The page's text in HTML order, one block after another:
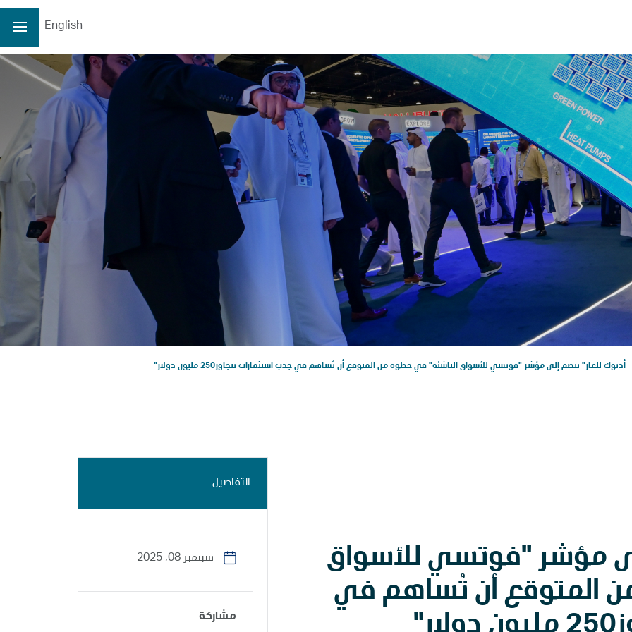
English
أدنوك للغاز" تنضم إلى مؤشر "فوتسي للأسواق الناشئة" في خطوة من المتوقع أن تُساهم في جذب استثمارات تتجاوز250 مليون دولار"
مؤشر "فوتسي للأسواق
المتوقع أن تُساهم في
التفاصيل
سبتمبر 08, 2025
مشاركة